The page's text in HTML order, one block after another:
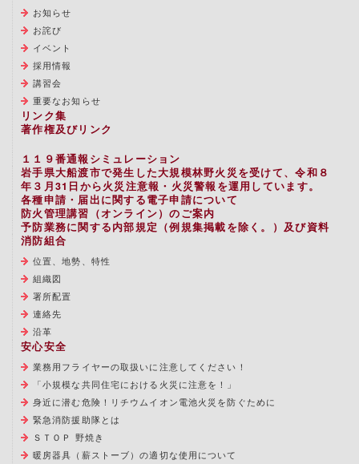
お知らせ
お詫び
イベント
採用情報
講習会
重要なお知らせ
リンク集
著作権及びリンク
１１９番通報シミュレーション
岩手県大船渡市で発生した大規模林野火災を受けて、令和８
年３月31日から火災注意報・火災警報を運用しています。
各種申請・届出に関する電子申請について
防火管理講習（オンライン）のご案内
予防業務に関する内部規定（例規集掲載を除く。）及び資料
消防組合
位置、地勢、特性
組織図
署所配置
連絡先
沿革
安心安全
業務用フライヤーの取扱いに注意してください！
「小規模な共同住宅における火災に注意を！」
身近に潜む危険！リチウムイオン電池火災を防ぐために
緊急消防援助隊とは
ＳＴＯＰ 野焼き
暖房器具（薪ストーブ）の適切な使用について